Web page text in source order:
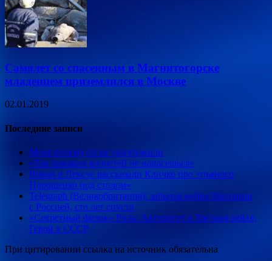
Самолет со спасенным в Магнитогорске
младенцем приземлился в Москве
02.01.2019
Последние записи
Меня почему-то не уничтожили
«Так никаких волостей не напасешься»
Вован и Лексус рассказали Кличко про «пьяного
Порошенко под столом»
Telegraph (Великобритания): забытая война Британии
с Россией, сто лет спустя
«Секретный физик» Риль: Авторитет в Третьем рейхе,
Герой в СССР
При цитировании ссылка на источник обязательна